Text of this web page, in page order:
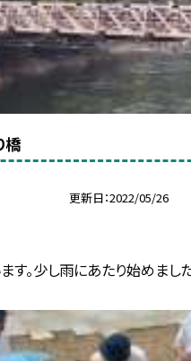
橋
更新日 2022/05/26
す。少し雨にあたり始めました